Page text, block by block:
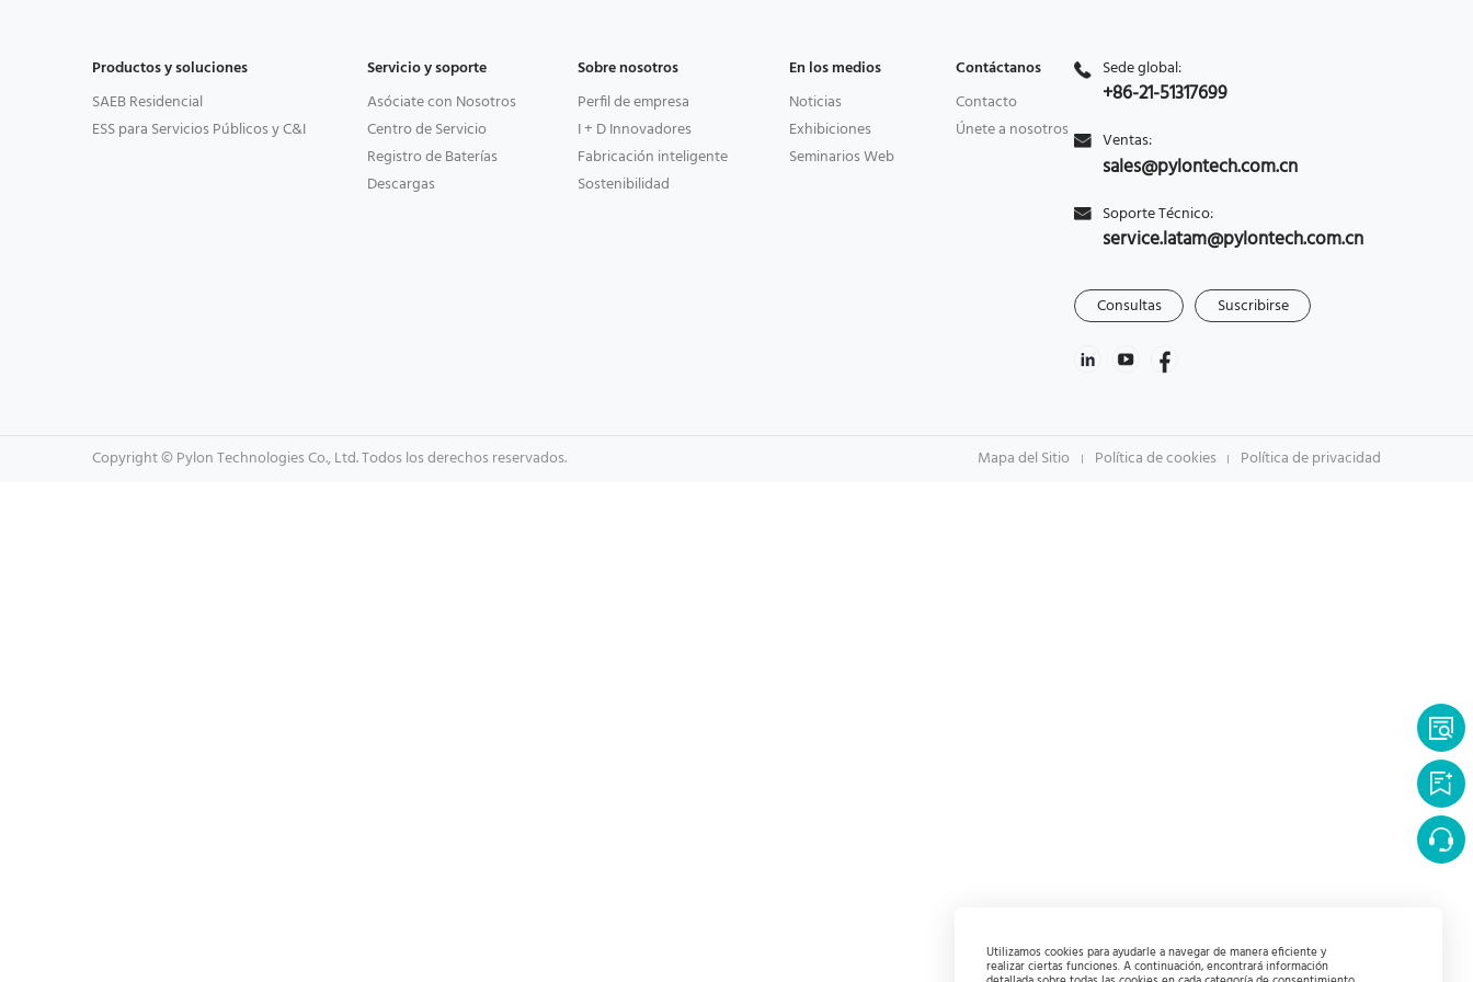
Utilizamos cookies para ayudarle a navegar de manera eficiente y
realizar ciertas funciones. A continuación, encontrará información
Productos y soluciones
SAEB Residencial
ESS para Servicios Públicos y C&I
Servicio y soporte
Asóciate con Nosotros
Centro de Servicio
Registro de Baterías
Descargas
Sobre nosotros
Perfil de empresa
I + D Innovadores
Fabricación inteligente
Sostenibilidad
En los medios
Noticias
Exhibiciones
Seminarios Web
Contáctanos
Contacto
Únete a nosotros
Sede global:
+86-21-51317699
Ventas:
sales@pylontech.com.cn
Soporte Técnico:
service.latam@pylontech.com.cn
Consultas Suscribirse
Copyright © Pylon Technologies Co., Ltd. Todos los derechos reservados. Mapa del Sitio Política de cookies Política de privacidad